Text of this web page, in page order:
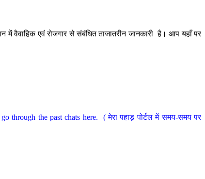
वैवाहिक एवं रोजगार से संबंधित ताजातरीन जानकारी है। आप यहाँ पर
through the past chats here. ( मेरा पहाड़ पोर्टल में समय-समय पर